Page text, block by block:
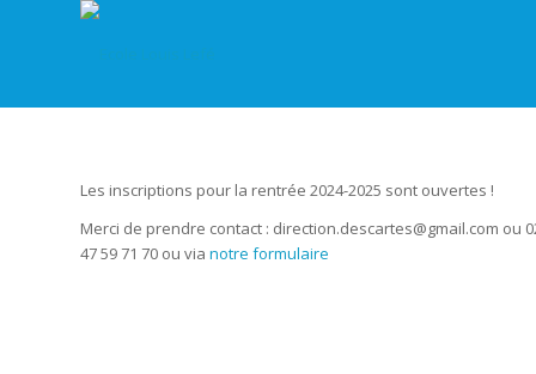
Les inscriptions pour la rentrée 2024-2025 sont ouvertes !
Merci de prendre contact : direction.descartes@gmail.com ou
47 59 71 70 ou via notre formulaire